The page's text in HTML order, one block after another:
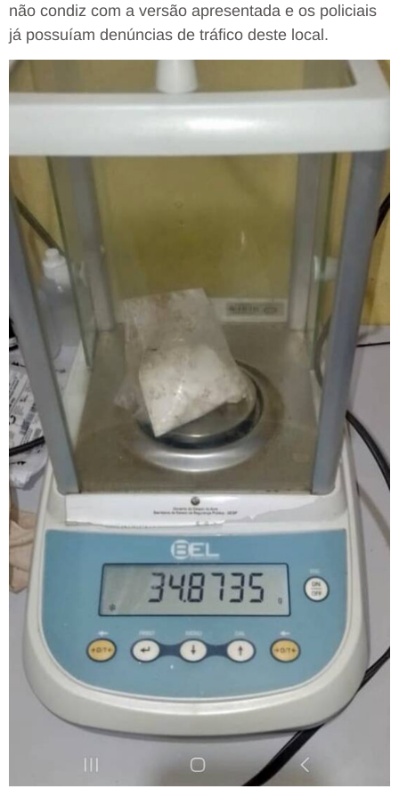
não condiz com a versão apresentada e os policiais
já possuíam denúncias de tráfico deste local.